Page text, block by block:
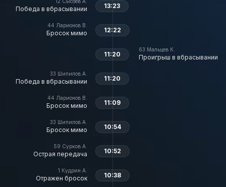
Победа в вбрасывании 13:23
44 Ларионов В.
Бросок мимо 12:22
63 Мальцев К.
Проигрыш в вбрасывании
11:20
33 Шипилов А.
Победа в вбрасывании 11:20
44 Ларионов В.
Бросок мимо 11:09
33 Шипилов А.
Бросок мимо 10:54
59 Сурков А.
Острая передача 10:52
1 Кудрин А.
Отражен бросок 10:38